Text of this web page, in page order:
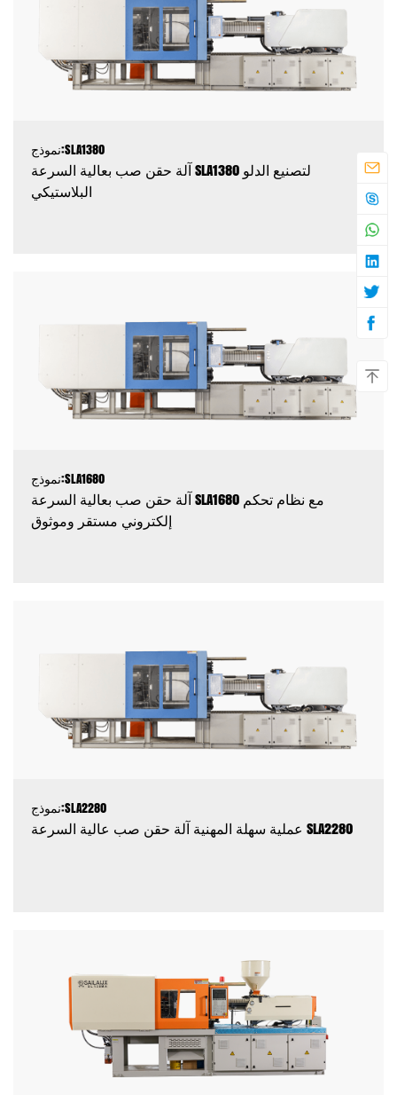
نموذج:SLA1380
آلة حقن صب بعالية السرعة SLA1380 لتصنيع الدلو
البلاستيكي
نموذج:SLA1680
آلة حقن صب بعالية السرعة SLA1680 مع نظام تحكم
إلكتروني مستقر وموثوق
نموذج:SLA2280
عملية سهلة المهنية آلة حقن صب عالية السرعة SLA2280